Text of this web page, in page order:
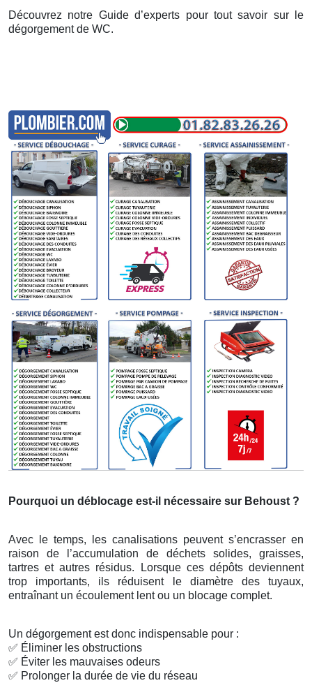
Découvrez notre Guide d’experts pour tout savoir sur le
dégorgement de WC.
Pourquoi un déblocage est-il nécessaire sur Behoust ?
Avec le temps, les canalisations peuvent s’encrasser en
raison de l’accumulation de déchets solides, graisses,
tartres et autres résidus. Lorsque ces dépôts deviennent
trop importants, ils réduisent le diamètre des tuyaux,
entraînant un écoulement lent ou un blocage complet.
Un dégorgement est donc indispensable pour :
✅ Éliminer les obstructions
✅ Éviter les mauvaises odeurs
✅ Prolonger la durée de vie du réseau